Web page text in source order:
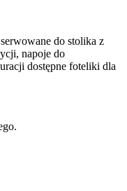
do stolika z
napoje do
dostępne foteliki dla